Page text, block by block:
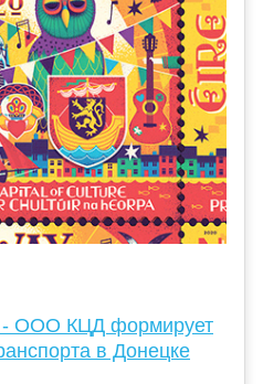
- ООО КЦД формирует
в Донецке